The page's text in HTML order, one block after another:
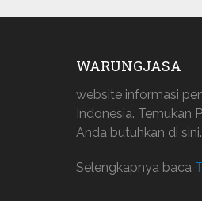
WARUNGJASA
website informasi
Indonesia. Temukan
Anda butuhkan di sini.
Selengkapnya baca